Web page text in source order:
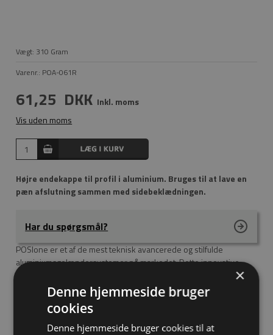
Vægt: 310 Gram
Varenr.: POA-061R
61,25 DKK Inkl. moms
Vis uden moms
Højre endekappe til profil i aluminium. Bruges til at lave en
pæn afslutning sammen med sidebeklædningen.
Har du spørgsmål?
POSIone er et af de mest teknisk avancerede og stilfulde
aluminiumsgelændersystemer på markedet. Dette innovative
system kan nemt installeres og justeres fra èn side, hvilket gør
det ideelt til både bolig- og erhvervsmæssige installationer.
POSIone-bundskinnen er designet til at passe perfekt til ujævne
overflader og kan anvendes til fx havepatioer, trapperækværk,
balkoner og vindskærme.
×
Denne hjemmeside bruger
cookies
Denne hjemmeside bruger cookies til at